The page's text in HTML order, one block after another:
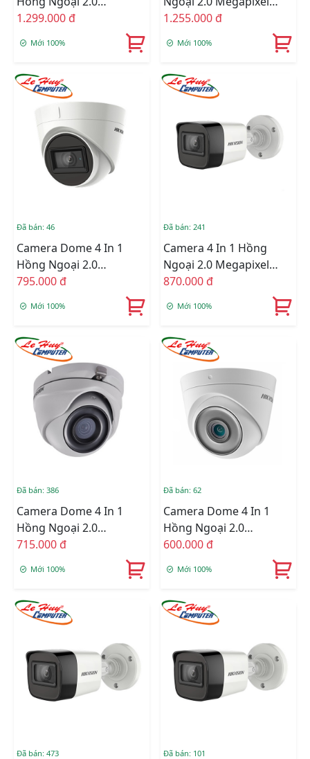
Megapixel HIKVISION
1.299.000 đ
Mới 100%
HIKVISION DS-
1.255.000 đ
Mới 100%
Đã bán: 46
Camera Dome 4 In 1
Hồng Ngoại 2.0
Megapixel HIKVISION
795.000 đ
Mới 100%
Đã bán: 241
Camera 4 In 1 Hồng
Ngoại 2.0 Megapixel
HIKVISION DS-
870.000 đ
Mới 100%
Đã bán: 386
Camera Dome 4 In 1
Hồng Ngoại 2.0
Megapixel HIKVISION
715.000 đ
Mới 100%
Đã bán: 62
Camera Dome 4 In 1
Hồng Ngoại 2.0
Megapixel HIKVISION
600.000 đ
Mới 100%
Đã bán: 473 Đã bán: 101